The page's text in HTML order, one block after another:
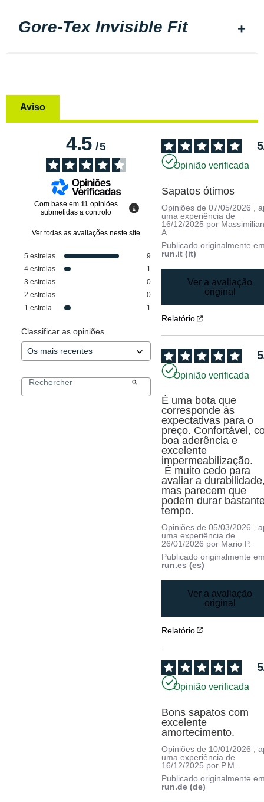
Gore-Tex Invisible Fit
Aviso
4.5/5
Com base em 11 opiniões
submetidas a controlo
Ver todas as avaliações neste site
5 estrelas
9
4 estrelas
1
3 estrelas
0
2 estrelas
0
1 estrela 1
Classificar as opiniões
5
Opinião verificada
Sapatos ótimos
Opiniões de07/05/2026
,
uma experiência de
16/12/2025 por
A.
Publicado originalmente
run.it (it)
Ver a avaliação
original
Relatório
5
Opinião verificada
É uma bota que
corresponde às
expectativas para o
preço. Confortável,
boa aderência e
excelente
impermeabilização.
avaliar a
mas parecem que
podem durar
tempo.
Opiniões de05/03/2026 ,
uma experiência de
26/01/2026 por Mario P.
Publicado originalmente
run.es (es)
Ver a avaliação
original
Relatório
5
Opinião verificada
Bons sapatos com
excelente
amortecimento.
Opiniões de 10/01/2026
,
uma experiência de
16/12/2025 por P.M.
Publicado originalmente
run.de (de)